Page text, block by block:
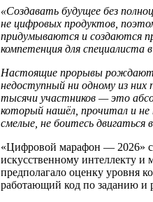
«Создавать будущее без
не цифровых продуктов,
придумываются и создаются
компетенция для специалиста
Настоящие прорывы
недоступный ни одному из
тысячи участников — это
который нашёл, прочитал и не
смелые, не боитесь
«Цифровой марафон — 2026»
искусственному интеллекту
предполагало оценку уровня
работающий код по заданию и